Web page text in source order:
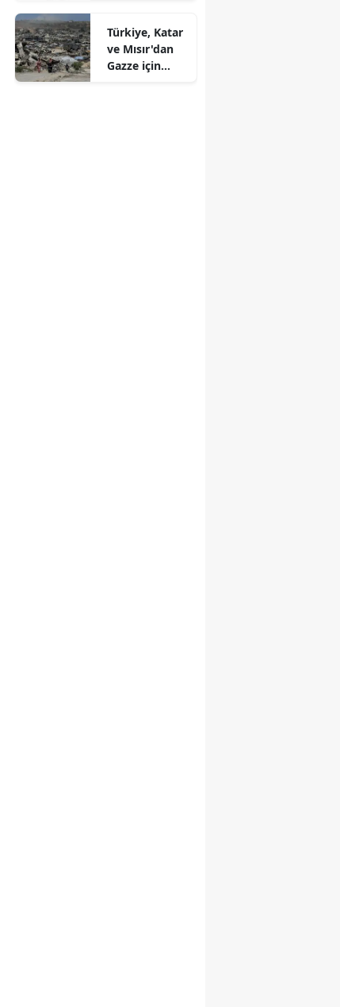
tepki
Türkiye, Katar
ve Mısır'dan
Gazze için